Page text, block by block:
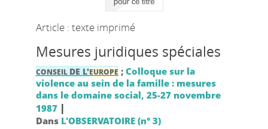
Article : texte imprimé
Mesures juridiques spéciales
CONSEIL DE L'EUROPE; Colloque sur la
violence au sein de la famille : mesures
dans le domaine social, 25-27 novembre
1987 |
Dans L'OBSERVATOIRE (n° 3)